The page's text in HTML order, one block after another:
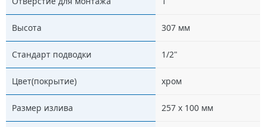
Высота 307 мм
Стандарт подводки 1/2"
Цвет(покрытие) хром
Размер излива 257 х 100 мм